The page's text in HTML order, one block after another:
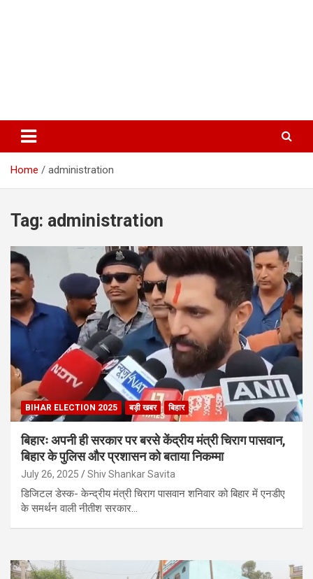
Home administration
Tag: administration
BIHAR ELECTION 2025 बड़ी खबर बिहार
बिहारः अपनी ही सरकार पर बरसे केंद्रीय मंत्री चिराग पासवान,
बिहार के पुलिस और प्रशासन को बताया निकम्मा
July 26, 2025 Shiv Shankar Savita
डिजिटल डेस्क- केन्द्रीय मंत्री चिराग पासवान शनिवार को बिहार में एनडीए
के समर्थन वाली नीतीश सरकार…